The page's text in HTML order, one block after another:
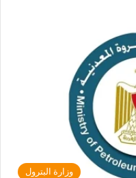
وزارة البترول